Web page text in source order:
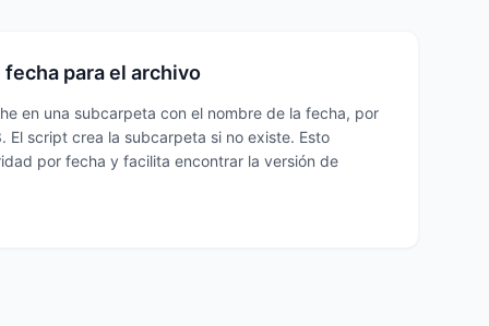
para el archivo
en una subcarpeta con el nombre de la fecha, por
script crea la subcarpeta si no existe. Esto
por fecha y facilita encontrar la versión de